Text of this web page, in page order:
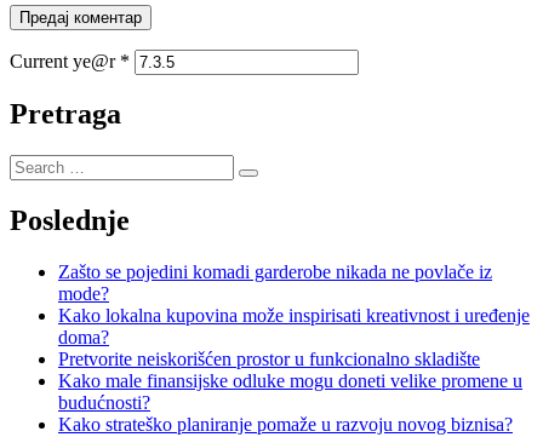
Current ye@r *
Pretraga
Poslednje
Zašto se pojedini komadi garderobe nikada ne povlače iz
mode?
Kako lokalna kupovina može inspirisati kreativnost i uređenje
doma?
Pretvorite neiskorišćen prostor u funkcionalno skladište
Kako male finansijske odluke mogu doneti velike promene u
budućnosti?
Kako strateško planiranje pomaže u razvoju novog biznisa?